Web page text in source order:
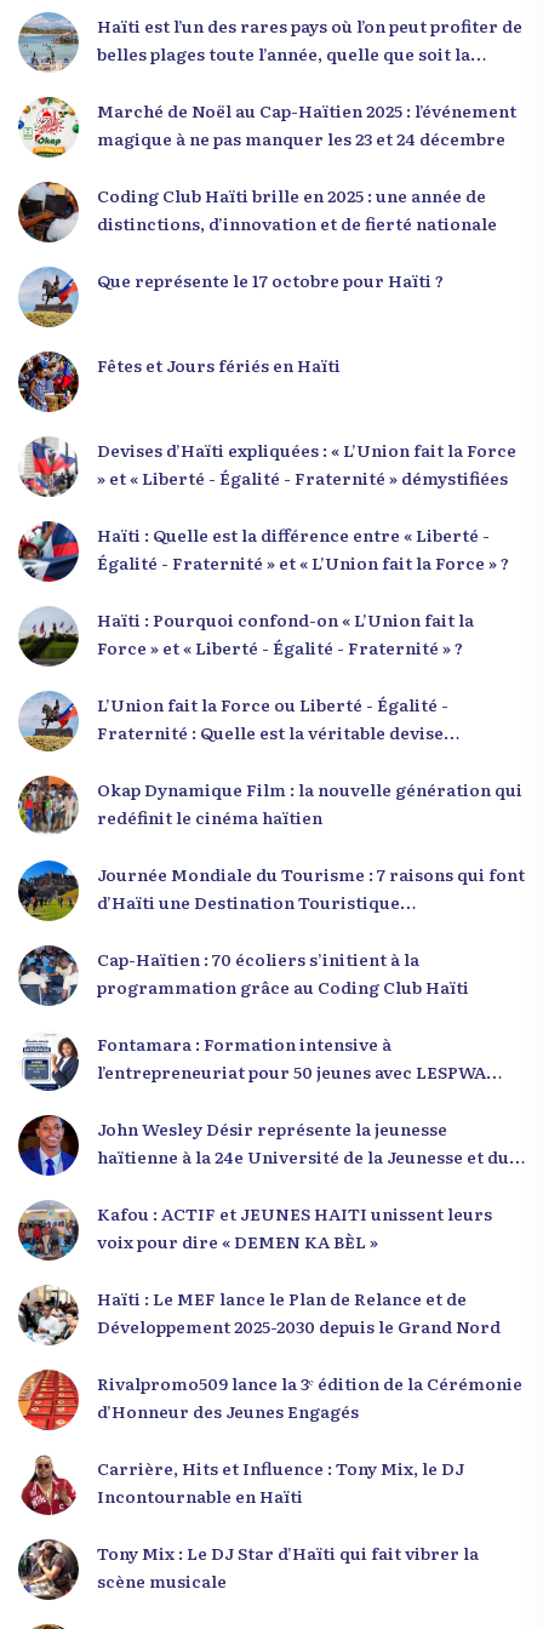
du pays, et qu’un engagement structuré de
seulement 4 % d’entre eux pourrait modifier
seconde intervention, « Jenès la ak responsablite l
», a souligné le lien indissociable entre potentiel et
responsabilité. Le Dr Volcy a invité les jeunes à
devenir des acteurs de transformation dans leurs
communautés, à investir dans leur formation et à
développer un leadership intègre. Appel à un
Haïti est l’un des rares pays où l’on peut profiter de
belles plages toute l’année, quelle que soit la
Marché de Noël au Cap-Haïtien 2025 : l’événement
magique à ne pas manquer les 23 et 24 décembre
Coding Club Haïti brille en 2025 : une année de
distinctions, d’innovation et de fierté nationale
Que représente le 17 octobre pour Haïti ?
Fêtes et Jours fériés en Haïti
Devises d’Haïti expliquées : « L’Union fait la Force
» et « Liberté - Égalité - Fraternité » démystifiées
Haïti : Quelle est la différence entre « Liberté -
Égalité - Fraternité » et « L’Union fait la Force » ?
Haïti : Pourquoi confond-on « L’Union fait la
Force » et « Liberté - Égalité - Fraternité » ?
L’Union fait la Force ou Liberté - Égalité -
Fraternité : Quelle est la véritable devise
Okap Dynamique Film : la nouvelle génération qui
redéfinit le cinéma haïtien
Journée Mondiale du Tourisme : 7 raisons qui font
d’Haïti une Destination Touristique
Cap-Haïtien : 70 écoliers s’initient à la
programmation grâce au Coding Club Haïti
Fontamara : Formation intensive à
l’entrepreneuriat pour 50 jeunes avec LESPWA
John Wesley Désir représente la jeunesse
haïtienne à la 24e Université de la Jeunesse et du
Kafou : ACTIF et JEUNES HAITI unissent leurs
voix pour dire « DEMEN KA BÈL »
Haïti : Le MEF lance le Plan de Relance et de
Développement 2025-2030 depuis le Grand Nord
Rivalpromo509 lance la 3ᵉ édition de la Cérémonie
d’Honneur des Jeunes Engagés
Carrière, Hits et Influence : Tony Mix, le DJ
Incontournable en Haïti
Tony Mix : Le DJ Star d’Haïti qui fait vibrer la
scène musicale